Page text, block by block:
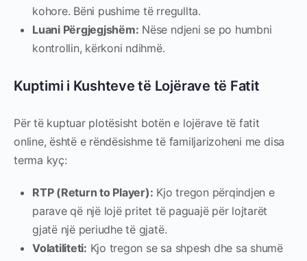
kohore. Bëni pushime të rregullta.
Luani Përgjegjshëm: Nëse ndjeni se po humbni
kontrollin, kërkoni ndihmë.
Kuptimi i Kushteve të Lojërave të Fatit
Për të kuptuar plotësisht botën e lojërave të fatit
online, është e rëndësishme të familjarizoheni me disa
terma kyç:
RTP (Return to Player): Kjo tregon përqindjen e
parave që një lojë pritet të paguajë për lojtarët
gjatë një periudhe të gjatë.
Volatiliteti: Kjo tregon se sa shpesh dhe sa shumë